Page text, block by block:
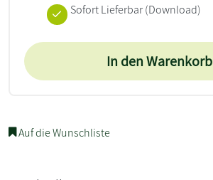
Sofort Lieferbar (Download)
In den Warenkorb
Auf die Wunschliste